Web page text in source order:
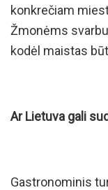
konkrečiam
Žmonėms
kodėl maistas
Ar Lietuva gali
Gastronominis